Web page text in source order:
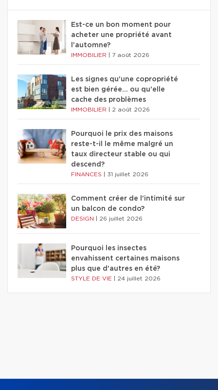
Est-ce un bon moment pour
acheter une propriété avant
l'automne?
IMMOBILIER 7 août 2026
Les signes qu'une copropriété
est bien gérée… ou qu'elle
cache des problèmes
IMMOBILIER 2 août 2026
Pourquoi le prix des maisons
reste-t-il le même malgré un
taux directeur stable ou qui
descend?
FINANCES 31 juillet 2026
Comment créer de l'intimité sur
un balcon de condo?
DESIGN 26 juillet 2026
Pourquoi les insectes
envahissent certaines maisons
plus que d'autres en été?
STYLE DE VIE 24 juillet 2026